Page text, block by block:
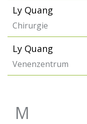
Ly Quang
Chirurgie
Ly Quang
Venenzentrum
M